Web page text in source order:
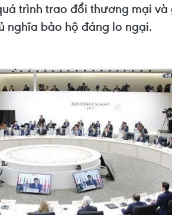
trình trao đổi thương mại
nghĩa bảo hộ đáng lo ngại.